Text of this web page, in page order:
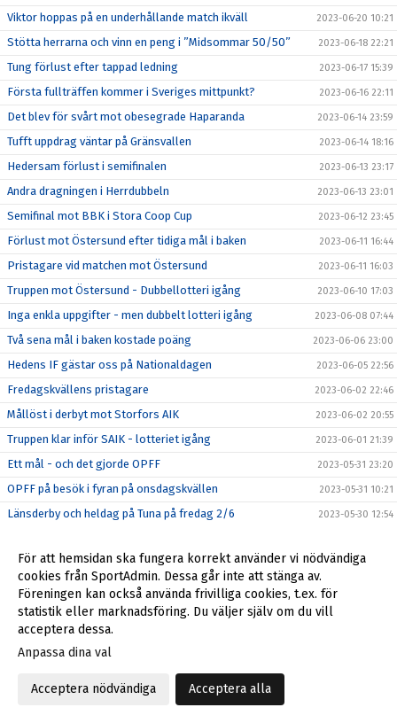
Viktor hoppas på en underhållande match ikväll 2023-06-20 10:21
Stötta herrarna och vinn en peng i ”Midsommar 50/50” 2023-06-18 22:21
Tung förlust efter tappad ledning 2023-06-17 15:39
Första fullträffen kommer i Sveriges mittpunkt? 2023-06-16 22:11
Det blev för svårt mot obesegrade Haparanda 2023-06-14 23:59
Tufft uppdrag väntar på Gränsvallen 2023-06-14 18:16
Hedersam förlust i semifinalen 2023-06-13 23:17
Andra dragningen i Herrdubbeln 2023-06-13 23:01
Semifinal mot BBK i Stora Coop Cup 2023-06-12 23:45
Förlust mot Östersund efter tidiga mål i baken 2023-06-11 16:44
Pristagare vid matchen mot Östersund 2023-06-11 16:03
Truppen mot Östersund - Dubbellotteri igång 2023-06-10 17:03
Inga enkla uppgifter - men dubbelt lotteri igång 2023-06-08 07:44
Två sena mål i baken kostade poäng 2023-06-06 23:00
Hedens IF gästar oss på Nationaldagen 2023-06-05 22:56
Fredagskvällens pristagare 2023-06-02 22:46
Mållöst i derbyt mot Storfors AIK 2023-06-02 20:55
Truppen klar inför SAIK - lotteriet igång 2023-06-01 21:39
Ett mål - och det gjorde OPFF 2023-05-31 23:20
OPFF på besök i fyran på onsdagskvällen 2023-05-31 10:21
Länsderby och heldag på Tuna på fredag 2/6 2023-05-30 12:54
Hemmapremiär för andralaget 2023-05-27 22:10
Klar förlust borta mot Gottne IF 2023-05-27 18:03
Här ser du bortamötet med Gottne 2023-05-27 09:19
Det blir på Skyttis mot Gottne IF
Hampus avgjorde med sista sparken
Derby i fyran på söndag kväll
För att hemsidan ska fungera korrekt använder vi nödvändiga
cookies från SportAdmin. Dessa går inte att stänga av.
Föreningen kan också använda frivilliga cookies, t.ex. för
statistik eller marknadsföring. Du väljer själv om du vill
acceptera dessa.
Anpassa dina val
Acceptera nödvändiga Acceptera alla